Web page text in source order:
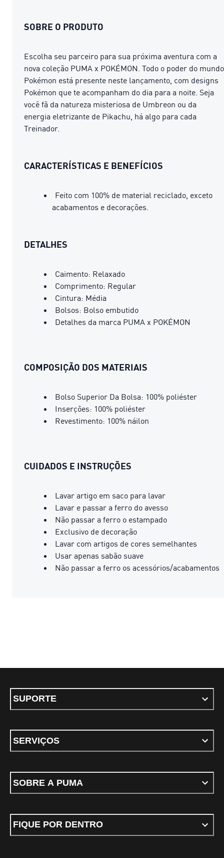
SOBRE O PRODUTO
Escolha seu parceiro para sua próxima aventura com a
nova coleção PUMA x POKÉMON. Todo o poder do mundo
Pokémon está presente neste lançamento, com designs
Pokémon que te acompanham do dia para a noite. Seja
você fã da natureza misteriosa de Umbreon ou da
energia eletrizante de Pikachu, há algo para cada
Treinador.
CARACTERÍSTICAS E BENEFÍCIOS
Feito com 100% de material reciclado, exceto
acabamentos e decorações.
DETALHES
Caimento: Relaxado
Comprimento: Regular
Cintura: Média
Bolsos: Bolso embutido
Detalhes da marca PUMA x POKÉMON
COMPOSIÇÃO DOS MATERIAIS
Bolso Superior Da Bolsa: 100% poliéster
Inserções: 100% poliéster
Revestimento: 100% náilon
CUIDADOS E INSTRUÇÕES
Lavar artigo em saco para lavar
Lavar e passar a ferro do avesso
Não passar a ferro o estampado
Exclusivo de decoração
Lavar com artigos de cores semelhantes
Usar apenas sabão suave
Não passar a ferro os acessórios/acabamentos
SUPORTE
SERVIÇOS
SOBRE A PUMA
FIQUE POR DENTRO